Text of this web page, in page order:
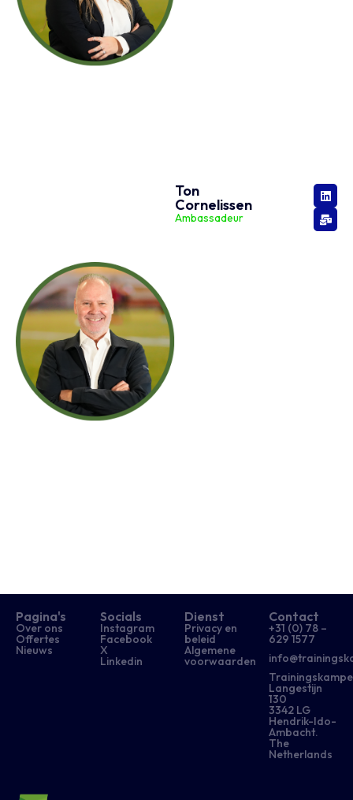
Ton
Cornelissen
Ambassadeur
Pagina's
Over ons
Offertes
Nieuws
Socials
Instagram
Facebook
X
Linkedin
Dienst
Privacy en
beleid
Algemene
voorwaarden
Contact
+31 (0) 78 –
629 1577​
Langestijn
130
3342 LG
Hendrik-Ido-
Ambacht.
The
Netherlands